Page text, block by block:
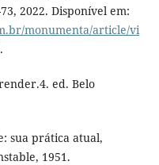
2022. Disponível em:
monumenta/article/vi
ed. Belo
sua prática atual,
1951.